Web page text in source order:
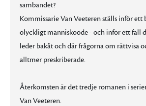
sambandet?
Kommissarie Van Veeteren ställs inför ett
olyckligt människoöde - och inför ett fall
leder bakåt och där frågorna om rättvisa
alltmer preskriberade.
Återkomsten är det tredje romanen i
Van Veeteren.